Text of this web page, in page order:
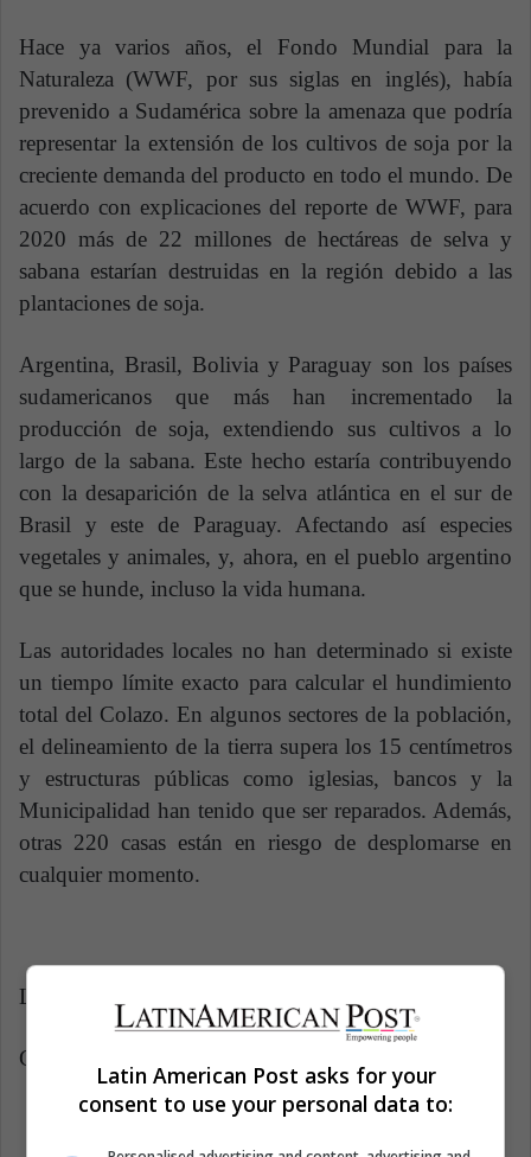
Hace ya varios años, el Fondo Mundial para la
Naturaleza (WWF, por sus siglas en inglés), había
prevenido a Sudamérica sobre la amenaza que podría
representar la extensión de los cultivos de soja por la
creciente demanda del producto en todo el mundo. De
acuerdo con explicaciones del reporte de WWF, para
2020 más de 22 millones de hectáreas de selva y
sabana estarían destruidas en la región debido a las
plantaciones de soja.
Argentina, Brasil, Bolivia y Paraguay son los países
sudamericanos que más han incrementado la
producción de soja, extendiendo sus cultivos a lo
largo de la sabana. Este hecho estaría contribuyendo
con la desaparición de la selva atlántica en el sur de
Brasil y este de Paraguay. Afectando así especies
vegetales y animales, y, ahora, en el pueblo argentino
que se hunde, incluso la vida humana.
Las autoridades locales no han determinado si existe
un tiempo límite exacto para calcular el hundimiento
total del Colazo. En algunos sectores de la población,
el delineamiento de la tierra supera los 15 centímetros
y estructuras públicas como iglesias, bancos y la
Municipalidad han tenido que ser reparados. Además,
otras 220 casas están en riesgo de desplomarse en
cualquier momento.
Latin American Post | Krishna Jaramillo
Copy edited by Susana Cicchetto
Latin American Post asks for your
consent to use your personal data to: